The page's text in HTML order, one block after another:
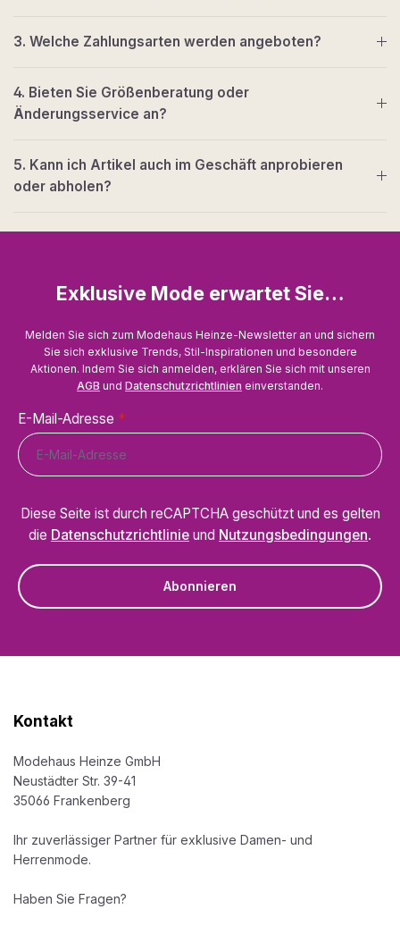
3. Welche Zahlungsarten werden angeboten?
4. Bieten Sie Größenberatung oder
Änderungsservice an?
5. Kann ich Artikel auch im Geschäft anprobieren
oder abholen?
Exklusive Mode erwartet Sie…
Melden Sie sich zum Modehaus Heinze-Newsletter an und sichern
Sie sich exklusive Trends, Stil-Inspirationen und besondere
Aktionen. Indem Sie sich anmelden, erklären Sie sich mit unseren
AGB und Datenschutzrichtlinien einverstanden.
E-Mail-Adresse *
Diese Seite ist durch reCAPTCHA geschützt und es gelten
die Datenschutzrichtlinie und Nutzungsbedingungen.
Abonnieren
Kontakt
Modehaus Heinze GmbH
Neustädter Str. 39-41
35066 Frankenberg
Ihr zuverlässiger Partner für exklusive Damen- und
Herrenmode.
Haben Sie Fragen?